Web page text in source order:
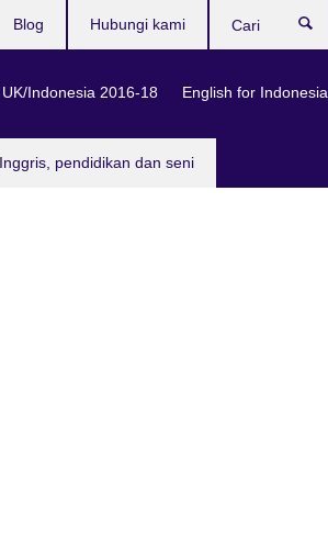
pendidikan dan seni
UK/Indonesia 2016-18 English for Indonesia
Blog Hubungi kami